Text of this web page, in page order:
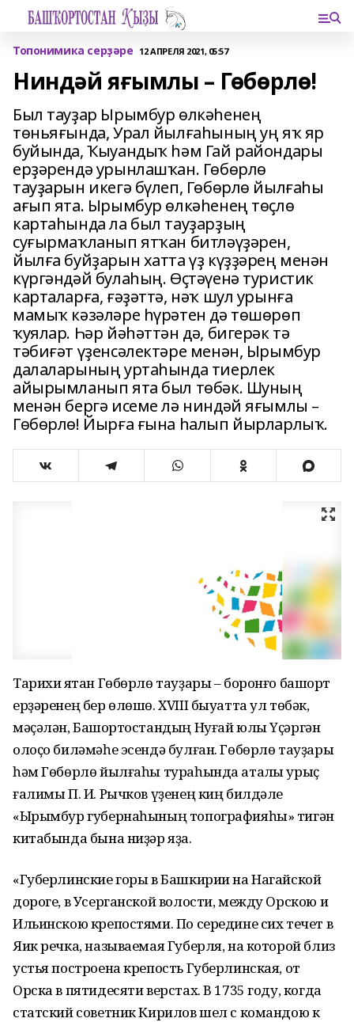
Топонимика серҙәре 12 АПРЕЛЯ 2021, 05:57
Ниндәй яғымлы – Гөбөрлө!
Был тауҙар Ырымбур өлкәһенең
төньяғында, Урал йылғаһының уң яҡ яр
буйында, Ҡыуандыҡ һәм Гай райондары
ерҙәрендә урынлашҡан. Гөбөрлө
тауҙарын икегә бүлеп, Гөбөрлө йылғаһы
ағып ята. Ырымбур өлкәһенең төҫлө
картаһында ла был тауҙарҙың
суғырмаҡланып ятҡан битләүҙәрен,
йылға буйҙарын хатта үҙ күҙҙәрең менән
күргәндәй булаһың. Өҫтәүенә туристик
карталарға, ғәҙәттә, нәҡ шул урынға
мамыҡ кәзәләре һүрәтен дә төшөрөп
ҡуялар. Һәр йәһәттән дә, бигерәк тә
тәбиғәт үҙенсәлектәре менән, Ырымбур
далаларының уртаһында тиерлек
айырымланып ята был төбәк. Шуның
менән бергә исеме лә ниндәй яғымлы –
Гөбөрлө! Йырға ғына һалып йырларлыҡ.
Тарихи яҡтан Гөбөрлө тауҙары – боронғо башҡорт
ерҙәренең бер өлөшө. XVIII быуатта ул төбәк,
мәҫәлән, Башҡортостандың Нуғай юлы Үҫәргән
олоҫо биләмәһе эсендә булған. Гөбөрлө тауҙары
һәм Гөбөрлө йылғаһы тураһында атаҡлы урыҫ
ғалимы П. И. Рычков үҙенең киң билдәле
«Ырымбур губернаһының топографияһы» тигән
китабында бына ниҙәр яҙа.
«Губерлинские горы в Башкирии на Нагайской
дороге, в Усерганской волости, между Орскою и
Ильинскою крепостями. По середине сих течет в
Яик речка, называемая Губерля, на которой близ
устья построена крепость Губерлинская, от
Орска в пятидесяти верстах. В 1735 году, когда
статский советник Кирилов шел с командою к